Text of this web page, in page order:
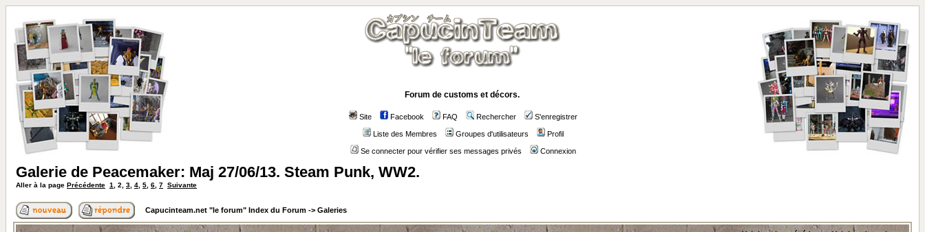
Forum de customs et décors.
Site Facebook FAQ Rechercher S'enregistrer
Liste des Membres Groupes d'utilisateurs Profil
Se connecter pour vérifier ses messages privés Connexion
Galerie de Peacemaker: Maj 27/06/13. Steam Punk, WW2.
Aller à la page Précédente 1 2 3 4 5 6 7 Suivante
Capucinteam.net "le forum" Index du Forum -> Galeries